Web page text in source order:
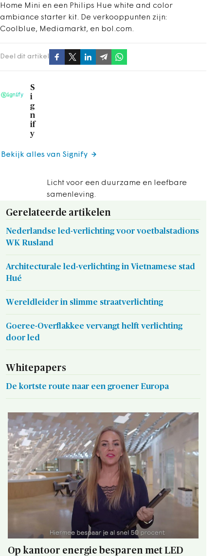
Home Mini en een Philips Hue white and color
ambiance starter kit. De verkooppunten zijn:
Coolblue, Mediamarkt, en bol.com.
Deel dit artikel
S
i
g
n
if
y
Licht voor een duurzame en leefbare
samenleving.
Bekijk alles van Signify
Gerelateerde artikelen
Nederlandse led-verlichting voor voetbalstadions
WK Rusland
Architecturale led-verlichting in Vietnamese stad
Hué
Wereldleider in slimme straatverlichting
Goeree-Overflakkee vervangt helft verlichting
door led
Whitepapers
De kortste route naar een groener Europa
Op kantoor energie besparen met LED